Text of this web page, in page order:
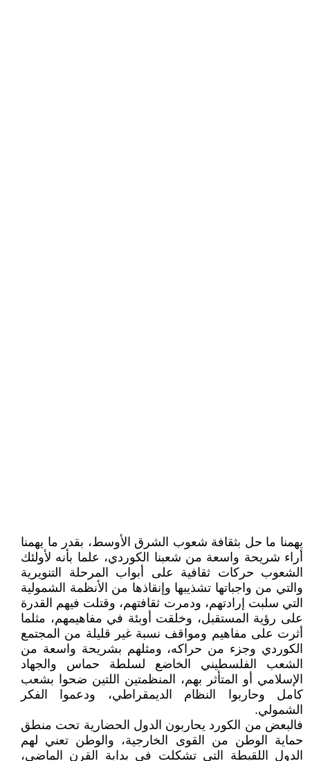
يهمنا ما حل بثقافة شعوب الشرق الأوسط، بقدر ما يهمنا
أراء شريحة واسعة من شعبنا الكوردي، علما بأنه لأولئك
الشعوب حركات ثقافية على أبواب المرحلة التنويرية
والتي من واجباتها تشذيبها وإنقاذها من الأنظمة الشمولية
التي سلبت إرادتهم، ودمرت ثقافتهم، وقتلت فيهم القدرة
على رؤية المستقبل، وخلقت أوبئة في مفاهيمهم، مثلما
أثرت على مفاهيم ومواقف نسبة غير قليلة من المجتمع
الكوردي وجزء من حراكه، ومثلهم بشريحة واسعة من
الشعب الفلسطيني الخاضع لسلطة حماس والجهاد
الإسلامي أو المتأثر بهم، المنظمتين اللتين ضحوا بشعب
كامل وحاربوا النظام الديمقراطي، ودعموا الفكر
الشمولي.
فالبعض من الكورد يحاربون الدول الحضارية تحت منطق
حماية الوطن من القوى الخارجية، والوطن تعني لهم
الدول اللقيطة التي تشكلت في بداية القرن الماضي،